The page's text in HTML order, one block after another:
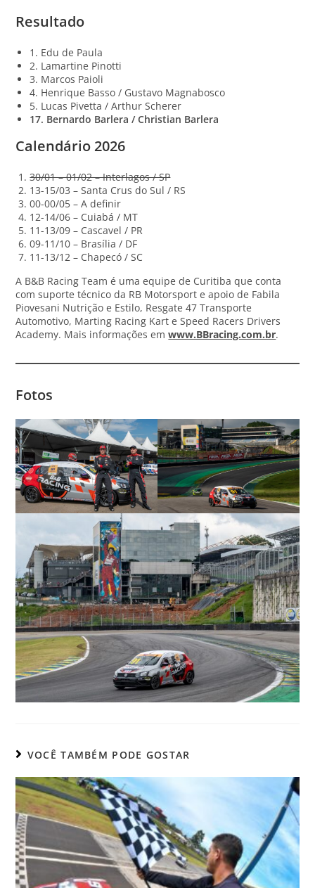
Resultado
1. Edu de Paula
2. Lamartine Pinotti
3. Marcos Paioli
4. Henrique Basso / Gustavo Magnabosco
5. Lucas Pivetta / Arthur Scherer
17. Bernardo Barlera / Christian Barlera
Calendário 2026
30/01 – 01/02 – Interlagos / SP
13-15/03 – Santa Crus do Sul / RS
00-00/05 – A definir
12-14/06 – Cuiabá / MT
11-13/09 – Cascavel / PR
09-11/10 – Brasília / DF
11-13/12 – Chapecó / SC
A B&B Racing Team é uma equipe de Curitiba que conta
com suporte técnico da RB Motorsport e apoio de Fabila
Piovesani Nutrição e Estilo, Resgate 47 Transporte
Automotivo, Marting Racing Kart e Speed Racers Drivers
Academy. Mais informações emwww.BBracing.com.br.
Fotos
VOCÊ TAMBÉM PODE GOSTAR